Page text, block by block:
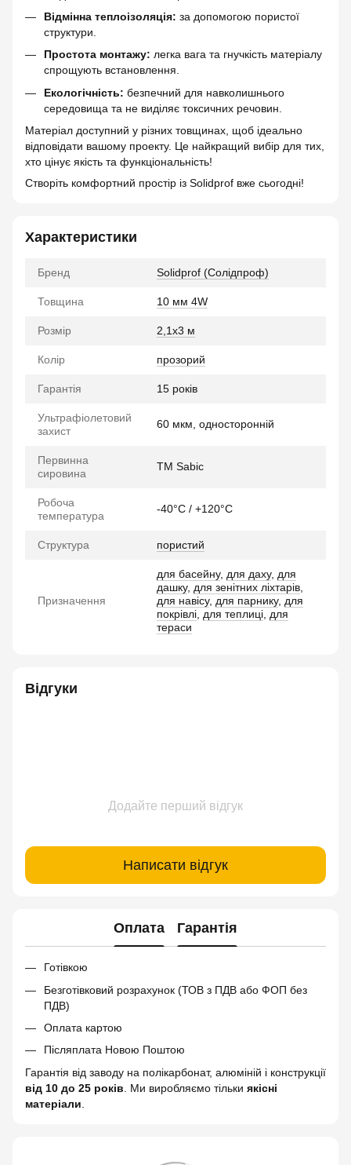
Відмінна теплоізоляція: за допомогою пористої
структури.
Простота монтажу: легка вага та гнучкість матеріалу
спрощують встановлення.
Екологічність: безпечний для навколишнього
середовища та не виділяє токсичних речовин.
Матеріал доступний у різних товщинах, щоб ідеально
відповідати вашому проекту. Це найкращий вибір для тих,
хто цінує якість та функціональність!
Створіть комфортний простір із Solidprof вже сьогодні!
Характеристики
Бренд Solidprof (Солідпроф)
Товщина 10 мм 4W
Розмір 2,1x3 м
Колір прозорий
Гарантія 15 років
Ультрафіолетовий
захист
60 мкм, односторонній
Первинна
сировина
TM Sabic
Робоча
температура
-40°C / +120°C
Структура пористий
Призначення
для басейну, для даху, для
дашку, для зенітних ліхтарів
для навісу, для парнику, для
покрівлі для теплиці для
тераси
Відгуки
Додайте перший відгук
Написати відгук
Оплата Гарантія
Готівкою
Безготівковий розрахунок (ТОВ з ПДВ або ФОП без
ПДВ)
Оплата картою
Післяплата Новою Поштою
Гарантія від заводу на полікарбонат, алюміній і конструкції
від 10 до 25 років . Ми виробляємо тільки якісні
матеріали